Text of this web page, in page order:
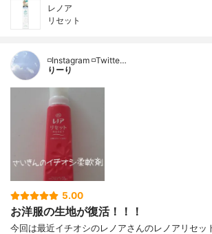
レノア
リセット
◽️Instagram ◽️Twitte…
りーり
5.00
お洋服の生地が復活！！！
今回は最近イチオシのレノアさんのレノアリセッ